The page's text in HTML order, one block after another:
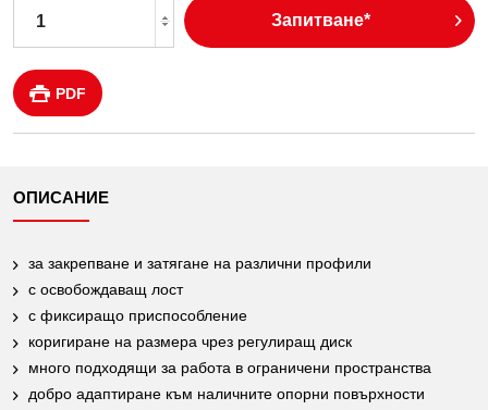
Запитване*
PDF
ОПИСАНИЕ
за закрепване и затягане на различни профили
с освобождаващ лост
с фиксиращо приспособление
коригиране на размера чрез регулиращ диск
много подходящи за работа в ограничени пространства
добро адаптиране към наличните опорни повърхности